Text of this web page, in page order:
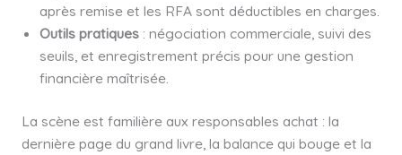
après remise et les RFA sont déductibles en charges.
Outils pratiques: négociation commerciale, suivi des
seuils, et enregistrement précis pour une gestion
financière maîtrisée.
La scène est familière aux responsables achat : la
dernière page du grand livre, la balance qui bouge et la